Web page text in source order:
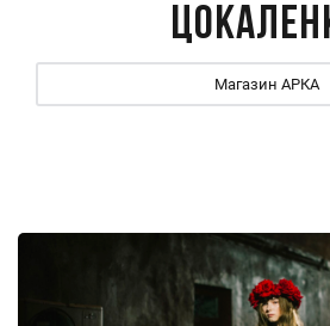
Магазин АРКА